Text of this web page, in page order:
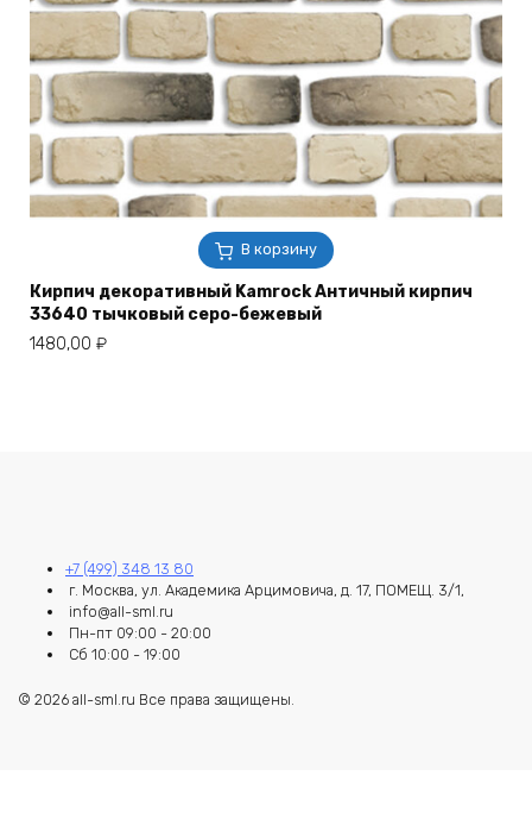
В корзину
Кирпич декоративный Kamrock Античный кирпич
33640 тычковый серо-бежевый
1480,00 ₽
+7 (499) 348 13 80
г. Москва, ул. Академика Арцимовича, д. 17, ПОМЕЩ. 3/1,
info@all-sml.ru
Пн-пт 09:00 - 20:00
Сб 10:00 - 19:00
© 2026 all-sml.ru Все права защищены.